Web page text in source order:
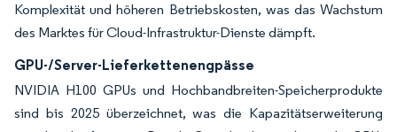
Komplexität und höheren Betriebskosten, was das Wachstum
des Marktes für Cloud-Infrastruktur-Dienste dämpft.
GPU-/Server-Lieferkettenengpässe
NVIDIA H100 GPUs und Hochbandbreiten-Speicherprodukte
sind bis 2025 überzeichnet, was die Kapazitätserweiterung